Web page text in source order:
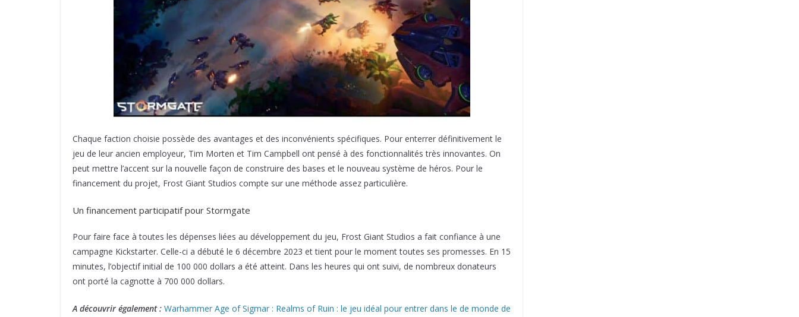
Chaque faction choisie possède des avantages et des inconvénients spécifiques. Pour enterrer définitivement le
jeu de leur ancien employeur, Tim Morten et Tim Campbell ont pensé à des fonctionnalités très innovantes. On
peut mettre l’accent sur la nouvelle façon de construire des bases et le nouveau système de héros. Pour le
financement du projet, Frost Giant Studios compte sur une méthode assez particulière.
Un financement participatif pour Stormgate
Pour faire face à toutes les dépenses liées au développement du jeu, Frost Giant Studios a fait confiance à une
campagne Kickstarter. Celle-ci a débuté le 6 décembre 2023 et tient pour le moment toutes ses promesses. En 15
minutes, l’objectif initial de 100 000 dollars a été atteint. Dans les heures qui ont suivi, de nombreux donateurs
ont porté la cagnotte à 700 000 dollars.
A découvrir également : Warhammer Age of Sigmar : Realms of Ruin : le jeu idéal pour entrer dans le de monde de